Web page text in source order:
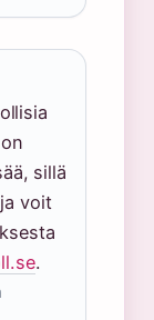
sillä
voit
.